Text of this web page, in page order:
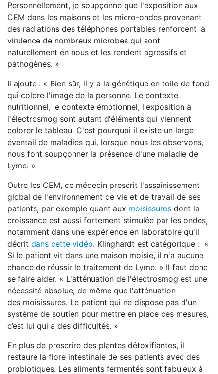
Personnellement, je soupçonne que l'exposition aux
CEM dans les maisons et les micro-ondes provenant
des radiations des téléphones portables renforcent la
virulence de nombreux microbes qui sont
naturellement en nous et les rendent agressifs et
pathogènes. »
Il ajoute : « Bien sûr, il y a la génétique en toile de fond
qui colore l'image de la personne. Le contexte
nutritionnel, le contexte émotionnel, l'exposition à
l'électrosmog sont autant d'éléments qui viennent
colorer le tableau. C'est pourquoi il existe un large
éventail de maladies qui, lorsque nous les observons,
nous font soupçonner la présence d'une maladie de
Lyme. »
Outre les CEM, ce médecin prescrit l'assainissement
global de l'environnement de vie et de travail de ses
patients, par exemple quant aux moisissures dont la
croissance est aussi fortement stimulée par les ondes,
notamment dans une expérience en laboratoire qu'il
décrit dans cette vidéo. Klinghardt est catégorique : «
Si le patient vit dans une maison moisie, il n'a aucune
chance de réussir le traitement de Lyme. » Il faut donc
se faire aider. « L'atténuation de l'électrosmog est une
nécessité absolue, de même que l'atténuation
des moisissures. Le patient qui ne dispose pas d'un
système de soutien pour mettre en place ces mesures,
c’est lui qui a des difficultés. »
En plus de prescrire des plantes détoxifiantes, il
restaure la flore intestinale de ses patients avec des
probiotiques. Les aliments fermentés sont fabuleux à